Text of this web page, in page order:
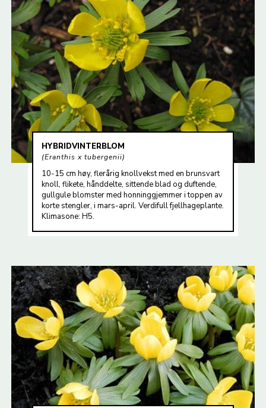
HYBRIDVINTERBLOM
Eranthis x tubergenii
10-15 cm høy, flerårig knollvekst med en brunsvart
knoll, flikete, hånddelte, sittende blad og duftende,
gullgule blomster med honninggjemmer i toppen av
korte stengler, i mars-april. Verdifull fjellhageplante.
Klimasone: H5.